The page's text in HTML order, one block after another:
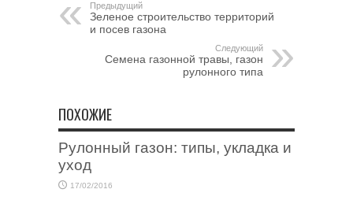
Предыдущий
Зеленое строительство территорий
и посев газона
Следующий
Семена газонной травы, газон
рулонного типа
ПОХОЖИЕ
Рулонный газон: типы, укладка и
уход
17/02/2016